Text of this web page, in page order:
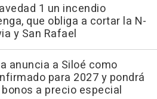
1 un incendio
que obliga a cortar la N-
y San Rafael
anuncia a Siloé como
para 2027 y pondrá
a precio especial